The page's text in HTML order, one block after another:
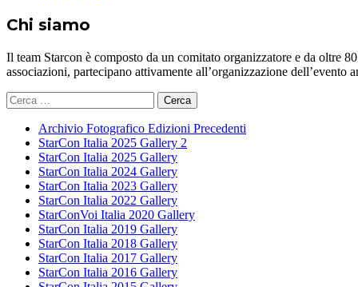
Chi siamo
Il team Starcon è composto da un comitato organizzatore e da oltre
associazioni, partecipano attivamente all’organizzazione
Ricerca
per:
Archivio Fotografico Edizioni Precedenti
StarCon Italia 2025 Gallery 2
StarCon Italia 2025 Gallery
StarCon Italia 2024 Gallery
StarCon Italia 2023 Gallery
StarCon Italia 2022 Gallery
StarConVoi Italia 2020 Gallery
StarCon Italia 2019 Gallery
StarCon Italia 2018 Gallery
StarCon Italia 2017 Gallery
StarCon Italia 2016 Gallery